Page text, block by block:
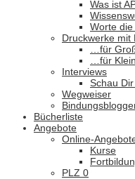
Was ist
Worte
Druckwerke mit
…für
…für Klein
Interviews
Schau
Wegweiser
Bücherliste
Angebote
Online-
Kurse
PLZ 0